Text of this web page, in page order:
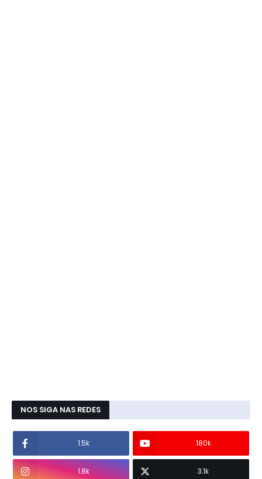
NOS SIGA NAS REDES
1.5k 180k
1.8k 3.1k